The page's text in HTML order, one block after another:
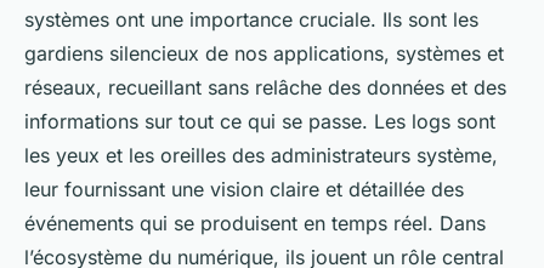
systèmes ont une importance cruciale. Ils sont les
gardiens silencieux de nos applications, systèmes et
réseaux, recueillant sans relâche des données et des
informations sur tout ce qui se passe. Les logs sont
les yeux et les oreilles des administrateurs système,
leur fournissant une vision claire et détaillée des
événements qui se produisent en temps réel. Dans
l’écosystème du numérique, ils jouent un rôle central